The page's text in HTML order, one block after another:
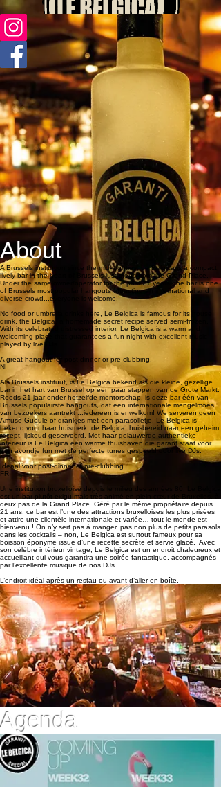
About
A Brussels institution since the mid-eighties, Le Belgica is a compact,
lively bar in the heart of Brussels just steps from the Grand Place.
Under the same owner/operator for the past 21 years, the bar is one
of Brussels most popular hangouts attracting an international and
diverse crowd...everyone is welcome!
No food or umbrella drinks here, Le Belgica is famous for its house
drink, the Belgica, a homemade secret recipe served semi-frozen.
With its celebrated distressed interior, Le Belgica is a warm and
welcoming place that guarantees a fun night with excellent music
played by live DJs.
A great hangout for post-dinner or pre-clubbing.
NL
Als Brussels instituut, is Le Belgica bekend als die kleine, gezellige
bar in het hart van Brussel op een paar stappen van de Grote Markt.
Reeds 21 jaar onder hetzelfde mentorschap, is deze bar één van
Brussels populairste hangouts, dat een internationale mengelmoes
van bezoekers aantrekt ...iedereen is er welkom! We serveren geen
Amuse-Gueule of drankjes met een parasolletje, Le Belgica is
bekend voor haar huismerk, de Belgica, huisbereid naar een geheim
recept, ijskoud geserveerd. Met haar gelauwerde authentieke
interieur is Le Belgica een warme thuishaven die garant staat voor
een avondje fun met de perfecte tunes gespeeld door live DJs.
Ideaal voor post-dinner of pre-clubbing.
FR
Une institution bruxelloise depuis le milieu des années 80, Le Belgica
est un bar plutôt exigu mais très animé en plein cœur de Bruxelles, à
deux pas de la Grand Place. Géré par le même propriétaire depuis
21 ans, ce bar est l’une des attractions bruxelloises les plus prisées
et attire une clientèle internationale et variée… tout le monde est
bienvenu ! On n’y sert pas à manger, pas non plus de petits parasols
dans les cocktails – non, Le Belgica est surtout fameux pour sa
boisson éponyme issue d’une recette secrète et servie glacé.  Avec
son célèbre intérieur vintage, Le Belgica est un endroit chaleureux et
accueillant qui vous garantira une soirée fantastique, accompagnés
par l’excellente musique de nos DJs.
L’endroit idéal après un restau ou avant d’aller en boîte.
Agenda